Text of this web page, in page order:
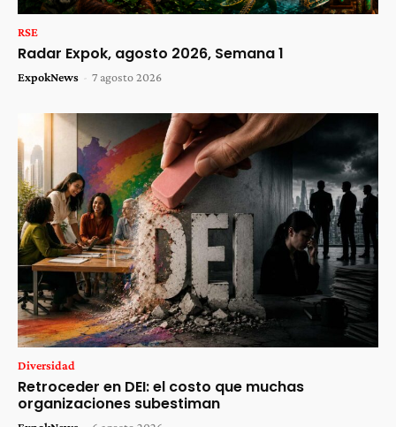
RSE
Radar Expok, agosto 2026, Semana 1
ExpokNews - 7 agosto 2026
Diversidad
Retroceder en DEI: el costo que muchas
organizaciones subestiman